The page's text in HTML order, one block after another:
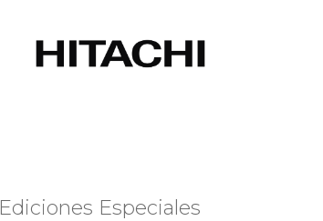
Ediciones Especiales